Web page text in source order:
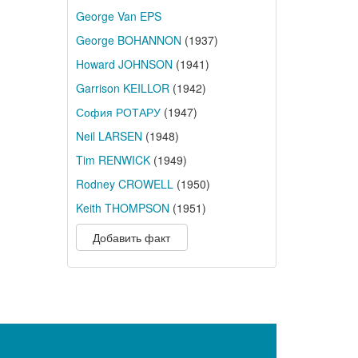
George Van EPS
George BOHANNON (1937)
Howard JOHNSON (1941)
Garrison KEILLOR(1942)
София РОТАРУ(1947)
Neil LARSEN (1948)
Tim RENWICK(1949)
Rodney CROWELL(1950)
Keith THOMPSON (1951)
Добавить факт